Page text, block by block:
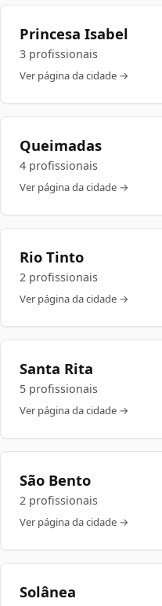
Princesa Isabel
3 profissionais
Ver página da cidade →
Queimadas
4 profissionais
Ver página da cidade →
Rio Tinto
2 profissionais
Ver página da cidade →
Santa Rita
5 profissionais
Ver página da cidade →
São Bento
2 profissionais
Ver página da cidade →
Solânea